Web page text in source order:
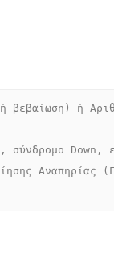
βεβαίωση) ή
σύνδρομο Down,